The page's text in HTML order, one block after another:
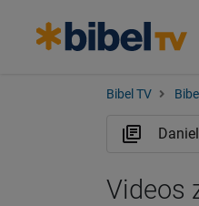
Bibel TV
Videos